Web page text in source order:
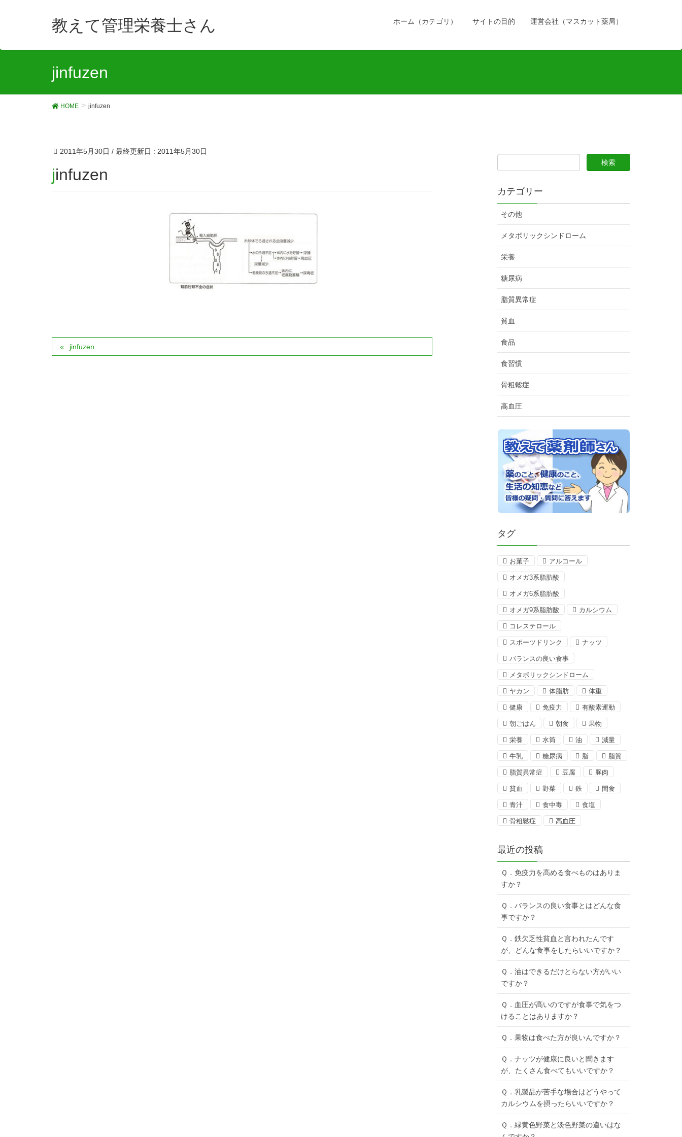
教えて管理栄養士さん ホーム（カテゴリ） サイトの目的 運営会社（マスカット薬局）
jinfuzen
HOME jinfuzen
2011年5月30日 / 最終更新日 : 2011年5月30日
jinfuzen
jinfuzen
カテゴリー
その他
メタボリックシンドローム
栄養
糖尿病
脂質異常症
貧血
食品
食習慣
骨粗鬆症
高血圧
タグ
お菓子 アルコール
オメガ3系脂肪酸
オメガ6系脂肪酸
オメガ9系脂肪酸 カルシウム
コレステロール
スポーツドリンク ナッツ
バランスの良い食事
メタボリックシンドローム
ヤカン 体脂肪 体重
健康 免疫力 有酸素運動
朝ごはん 朝食 果物
栄養 水筒 油 減量
牛乳 糖尿病 脂 脂質
脂質異常症 豆腐 豚肉
貧血 野菜 鉄 間食
青汁 食中毒 食塩
骨粗鬆症 高血圧
最近の投稿
Ｑ．免疫力を高める食べものはありま
すか？
Ｑ．バランスの良い食事とはどんな食
事ですか？
Ｑ．鉄欠乏性貧血と言われたんです
が、どんな食事をしたらいいですか？
Ｑ．油はできるだけとらない方がいい
ですか？
Ｑ．血圧が高いのですが食事で気をつ
けることはありますか？
Ｑ．果物は食べた方が良いんですか？
Ｑ．ナッツが健康に良いと聞きます
が、たくさん食べてもいいですか？
Ｑ．乳製品が苦手な場合はどうやって
カルシウムを摂ったらいいですか？
Ｑ．緑黄色野菜と淡色野菜の違いはな